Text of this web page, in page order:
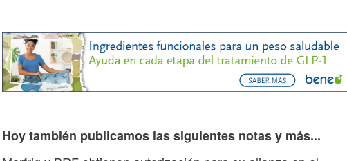
Hoy también publicamos las siguientes notas y más...